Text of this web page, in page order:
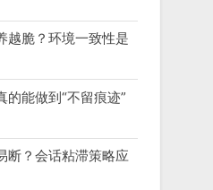
越脆？环境一致性是
的能做到“不留痕迹”
断？会话粘滞策略应